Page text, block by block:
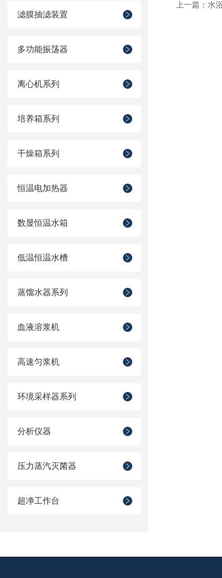
滤膜抽滤装置
多功能振荡器
离心机系列
培养箱系列
干燥箱系列
恒温电加热器
数显恒温水箱
低温恒温水槽
蒸馏水器系列
血液溶浆机
高速匀浆机
环境采样器系列
分析仪器
压力蒸汽灭菌器
超净工作台
上一篇： 水